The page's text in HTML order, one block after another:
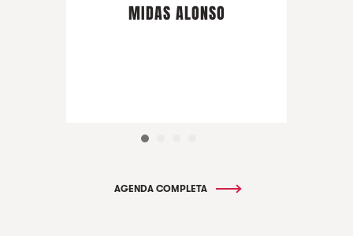
MIDAS ALONSO
AGENDA COMPLETA